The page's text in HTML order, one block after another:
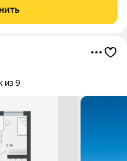
Казарма "Kronprinz".
из 9